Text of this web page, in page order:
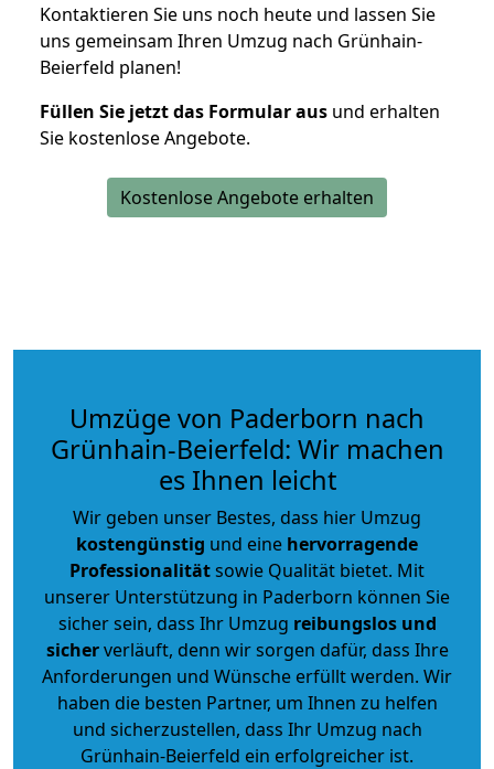
Kontaktieren Sie uns noch heute und lassen Sie
uns gemeinsam Ihren Umzug nach Grünhain-
Beierfeld planen!
Füllen Sie jetzt das Formular aus und erhalten
Sie kostenlose Angebote.
Kostenlose Angebote erhalten
Umzüge von Paderborn nach
Grünhain-Beierfeld: Wir machen
es Ihnen leicht
Wir geben unser Bestes, dass hier Umzug
kostengünstig und eine hervorragende
Professionalitätsowie Qualität bietet. Mit
unserer Unterstützung in Paderborn können Sie
sicher sein, dass Ihr Umzug reibungslos und
sicherverläuft, denn wir sorgen dafür, dass Ihre
Anforderungen und Wünsche erfüllt werden. Wir
haben die besten Partner, um Ihnen zu helfen
und sicherzustellen, dass Ihr Umzug nach
Grünhain-Beierfeld ein erfolgreicher ist.